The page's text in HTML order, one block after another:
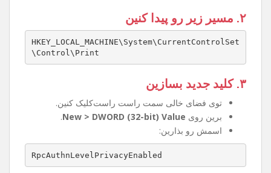
۲. مسیر زیر رو پیدا کنین
HKEY_LOCAL_MACHINE\System\CurrentControlSet
\Control\Print
۳. کلید جدید بسازین
توی فضای خالی سمت راست راست‌کلیک کنین.
برین روی New > DWORD (32-bit) Value
.
اسمش رو بذارین:
RpcAuthnLevelPrivacyEnabled